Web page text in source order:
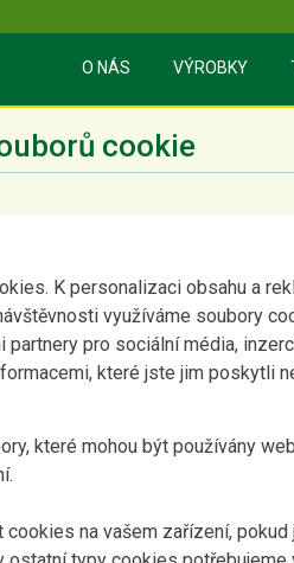
O NÁS VÝROBKY
cookie
K personalizaci obsahu a
využíváme soubory
pro sociální média,
které jste jim poskytli
které mohou být používány
cookies na vašem zařízení,